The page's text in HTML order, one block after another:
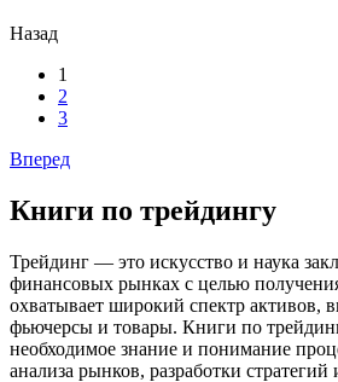
Назад
1
2
3
Вперед
Книги по трейдингу
Трейдинг — это искусство и наука
финансовых рынках с целью
охватывает широкий спектр активов,
фьючерсы и товары. Книги по
необходимое знание и понимание
анализа рынков, разработки